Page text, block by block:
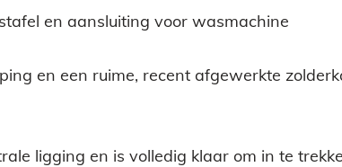
en aansluiting voor wasmachine
en een ruime, recent afgewerkte
ligging en is volledig klaar om in te